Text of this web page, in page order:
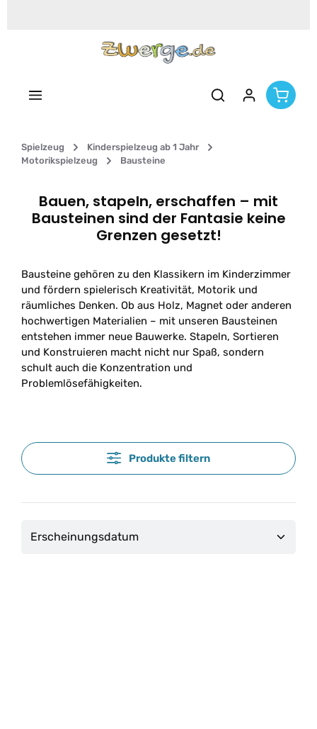
Spielzeug
Kinderspielzeug ab 1 Jahr
Motorikspielzeug
Bausteine
Bauen, stapeln, erschaffen – mit
Bausteinen sind der Fantasie keine
Grenzen gesetzt!
Bausteine gehören zu den Klassikern im Kinderzimmer
und fördern spielerisch Kreativität, Motorik und
räumliches Denken. Ob aus Holz, Magnet oder anderen
hochwertigen Materialien – mit unseren Bausteinen
entstehen immer neue Bauwerke. Stapeln, Sortieren
und Konstruieren macht nicht nur Spaß, sondern
schult auch die Konzentration und
Problemlösefähigkeiten.
Produkte filtern